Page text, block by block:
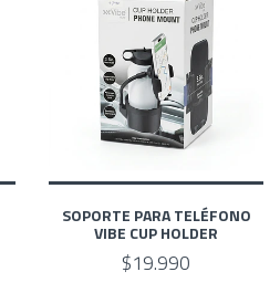
SOPORTE PARA TELÉFONO
VIBE CUP HOLDER
$19.990